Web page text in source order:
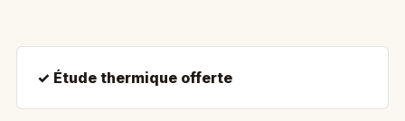
✓ Étude thermique offerte